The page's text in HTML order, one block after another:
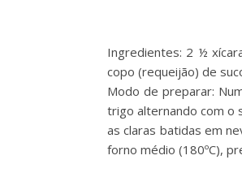
Ingredientes: 2 ½
copo (requeijão) de
Modo de preparar:
trigo alternando com o
as claras batidas em
forno médio (180ºC),